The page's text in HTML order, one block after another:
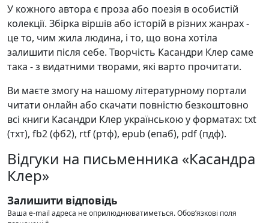
У кожного автора є проза або поезія в особистій
колекції. Збірка віршів або історій в різних жанрах -
це то, чим жила людина, і то, що вона хотіла
залишити після себе. Творчість Касандри Клер саме
така - з видатними творами, які варто прочитати.
Ви маєте змогу на нашому літературному портали
читати онлайн або скачати повністю безкоштовно
всі книги Касандри Клер українською у форматах: txt
(тхт), fb2 (фб2), rtf (ртф), epub (епаб), pdf (пдф).
Відгуки на письменника «Касандра
Клер»
Залишити відповідь
Ваша e-mail адреса не оприлюднюватиметься.Обов’язкові поля